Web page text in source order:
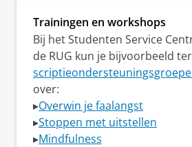
Trainingen en workshops
Bij het Studenten Service
de RUG kun je bijvoorbeeld
over:
▸Overwin je faalangst
▸Stoppen met uitstellen
▸Mindfulness